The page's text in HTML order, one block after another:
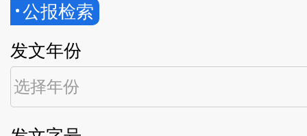
公报检索
发文年份